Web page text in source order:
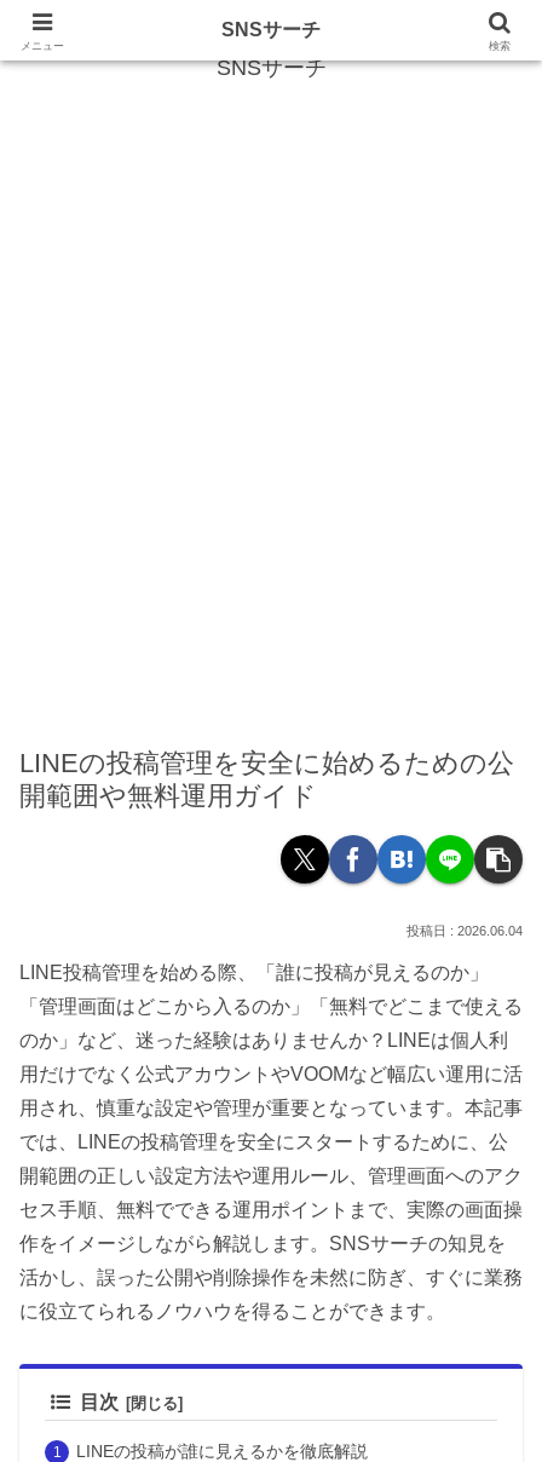
SNSサーチ
LINEの投稿管理を安全に始めるための公
開範囲や無料運用ガイド
2026.06.04
LINE投稿管理を始める際、「誰に投稿が見えるのか」
「管理画面はどこから入るのか」「無料でどこまで使える
のか」など、迷った経験はありませんか？LINEは個人利
用だけでなく公式アカウントやVOOMなど幅広い運用に活
用され、慎重な設定や管理が重要となっています。本記事
では、LINEの投稿管理を安全にスタートするために、公
開範囲の正しい設定方法や運用ルール、管理画面へのアク
セス手順、無料でできる運用ポイントまで、実際の画面操
作をイメージしながら解説します。SNSサーチの知見を
活かし、誤った公開や削除操作を未然に防ぎ、すぐに業務
に役立てられるノウハウを得ることができます。
目次
LINEの投稿が誰に見えるかを徹底解説
メニュー
SNSサーチ
検索